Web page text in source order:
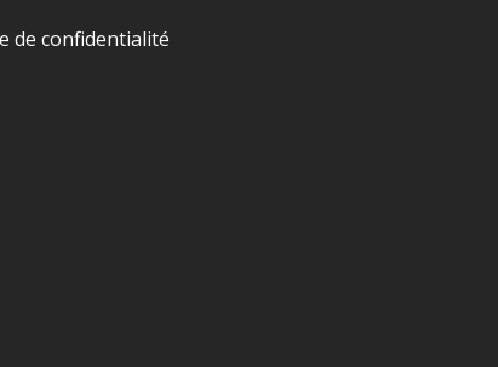
de confidentialité